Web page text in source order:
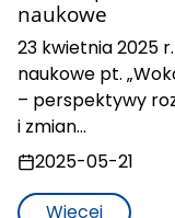
naukowe
23 kwietnia 2025
naukowe pt.
– perspektywy
i zmian…
2025-05-21
Więcej